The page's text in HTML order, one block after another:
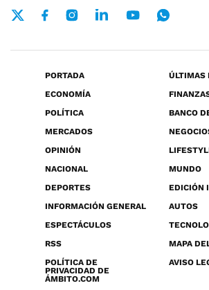
PORTADA
ÚLTIMAS
ECONOMÍA
POLÍTICA
BANCO
MERCADOS
OPINIÓN
NACIONAL
MUNDO
DEPORTES
EDICIÓN
INFORMACIÓN GENERAL
AUTOS
ESPECTÁCULOS
RSS
MAPA
POLÍTICA DE
PRIVACIDAD DE
ÁMBITO.COM
AVISO